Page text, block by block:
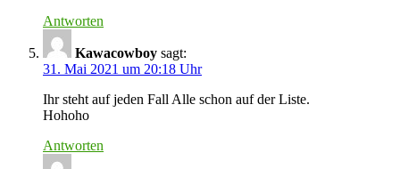
Antworten
Kawacowboy sagt:
31. Mai 2021 um 20:18 Uhr
Ihr steht auf jeden Fall Alle schon auf der Liste.
Hohoho
Antworten